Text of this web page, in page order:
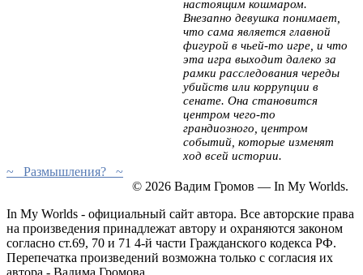
настоящим кошмаром.
Внезапно девушка понимает,
что сама является главной
фигурой в чьей-то игре, и что
эта игра выходит далеко за
рамки расследования череды
убийств или коррупции в
сенате. Она становится
центром чего-то
грандиозного, центром
событий, которые изменят
ход всей истории.
~ Размышления? ~
© 2026 Вадим Громов — In My Worlds.
In My Worlds - официальный сайт автора. Все авторские права
на произведения принадлежат автору и охраняются законом
согласно ст.69, 70 и 71 4-й части Гражданского кодекса РФ.
Перепечатка произведений возможна только с согласия их
автора - Вадима Громова